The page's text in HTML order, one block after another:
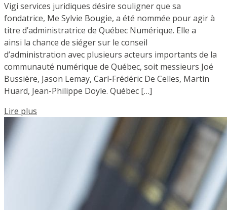
Vigi services juridiques désire souligner que sa
fondatrice, Me Sylvie Bougie, a été nommée pour agir à
titre d’administratrice de Québec Numérique. Elle a
ainsi la chance de siéger sur le conseil
d’administration avec plusieurs acteurs importants de la
communauté numérique de Québec, soit messieurs Joé
Bussière, Jason Lemay, Carl-Frédéric De Celles, Martin
Huard, Jean-Philippe Doyle. Québec […]
Lire plus